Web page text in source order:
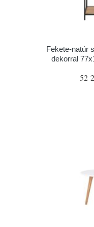
Fekete-natúr
dekorral
52